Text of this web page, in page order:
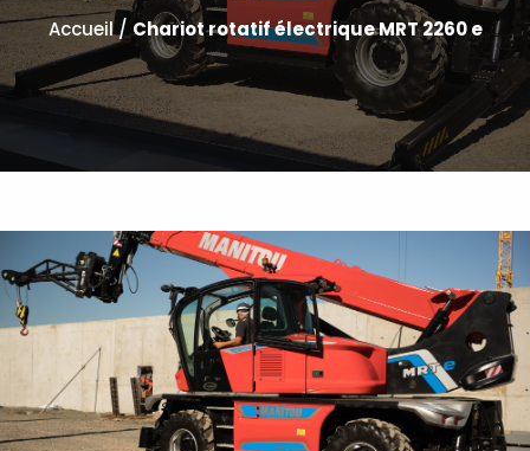
Accueil/ Chariot rotatif électrique MRT 2260 e